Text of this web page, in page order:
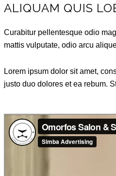
ALIQUAM QUIS
Curabitur pellentesque odio
mattis vulputate, odio arcu
Lorem ipsum dolor sit amet,
justo duo dolores et ea rebum.